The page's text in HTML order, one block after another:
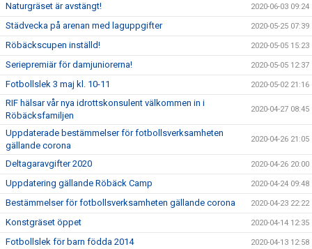
Naturgräset är avstängt! 2020-06-03 09:24
Städvecka på arenan med laguppgifter 2020-05-25 07:39
Röbäckscupen inställd! 2020-05-05 15:23
Seriepremiär för damjuniorerna! 2020-05-05 12:37
Fotbollslek 3 maj kl. 10-11 2020-05-02 21:16
RIF hälsar vår nya idrottskonsulent välkommen in i
Röbäcksfamiljen
2020-04-27 08:45
Uppdaterade bestämmelser för fotbollsverksamheten
gällande corona
2020-04-26 21:05
Deltagaravgifter 2020 2020-04-26 20:00
Uppdatering gällande Röbäck Camp 2020-04-24 09:48
Bestämmelser för fotbollsverksamheten gällande corona 2020-04-23 22:22
Konstgräset öppet 2020-04-14 12:35
Fotbollslek för barn födda 2014 2020-04-13 12:58